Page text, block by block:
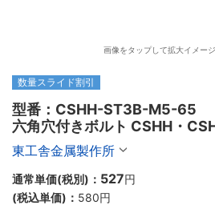
画像をタップして拡大イメー
数量スライド割引
型番：CSHH-ST3B-M5-65
六角穴付きボルト CSHH・
り】
東工舎金属製作所
通常単価(税別)： 527円
(税込単価)： 580円